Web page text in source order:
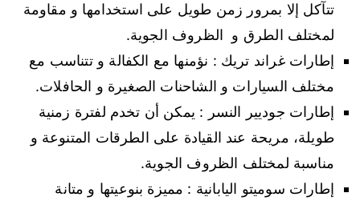
تتآكل إلا بمرور زمن طويل على استخدامها و مقاومة
لمختلف الطرق و الظروف الجوية.
إطارات غراند تريك : نؤمنها مع الكفالة و تتناسب مع
مختلف السيارات و الشاحنات الصغيرة و الحافلات.
إطارات جوديير النسر : يمكن أن تخدم لفترة زمنية
طويلة، مريحة عند القيادة على الطرقات المتنوعة و
مناسبة لمختلف الظروف الجوية.
إطارات سوميتو اليابانية : مميزة بنوعيتها و متانة